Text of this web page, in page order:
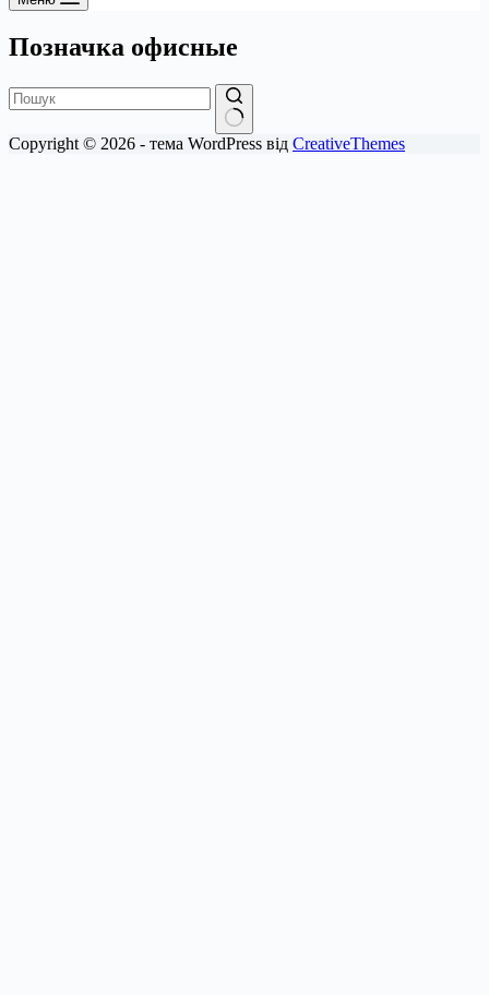
Позначка офисные
Немає
Copyright © 2026 - тема WordPress від CreativeThemes